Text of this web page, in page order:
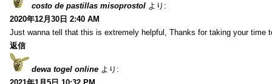
costo de pastillas misoprostol より:
2020年12月30日 2:40 AM
Just wanna tell that this is extremely helpful, Thanks for taking your time
返信
dewa togel online より:
2021年1月5日 10:32 PM